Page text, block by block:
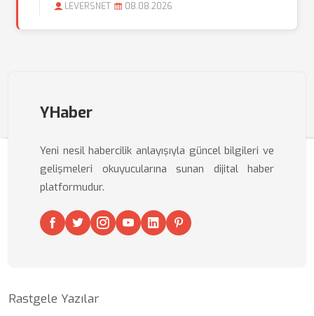
LEVERSNET 08.08.2026
YHaber
Yeni nesil habercilik anlayışıyla güncel bilgileri ve
gelişmeleri okuyucularına sunan dijital haber
platformudur.
Rastgele Yazılar